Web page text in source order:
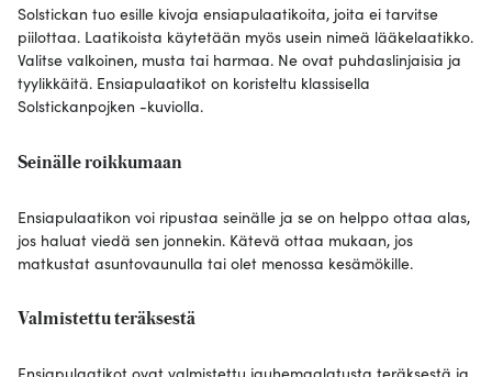
Solstickan tuo esille kivoja ensiapulaatikoita, joita ei tarvitse
piilottaa. Laatikoista käytetään myös usein nimeä lääkelaatikko.
Valitse valkoinen, musta tai harmaa. Ne ovat puhdaslinjaisia ja
tyylikkäitä. Ensiapulaatikot on koristeltu klassisella
Solstickanpojken -kuviolla.
Seinälle roikkumaan
Ensiapulaatikon voi ripustaa seinälle ja se on helppo ottaa alas,
jos haluat viedä sen jonnekin. Kätevä ottaa mukaan, jos
matkustat asuntovaunulla tai olet menossa kesämökille.
Valmistettu teräksestä